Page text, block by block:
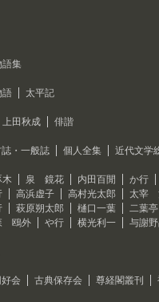
語集
語
太平記
上田秋成
俳諧
・一般誌 個人全集
近代文学
木 泉 鏡花 内田百閒
か行
高浜虚子 高村光太郎
太宰
萩原朔太郎 樋口一葉
二葉
鴎外 や行 横光利一
与謝
会 古典保存会 尊経閣叢刊